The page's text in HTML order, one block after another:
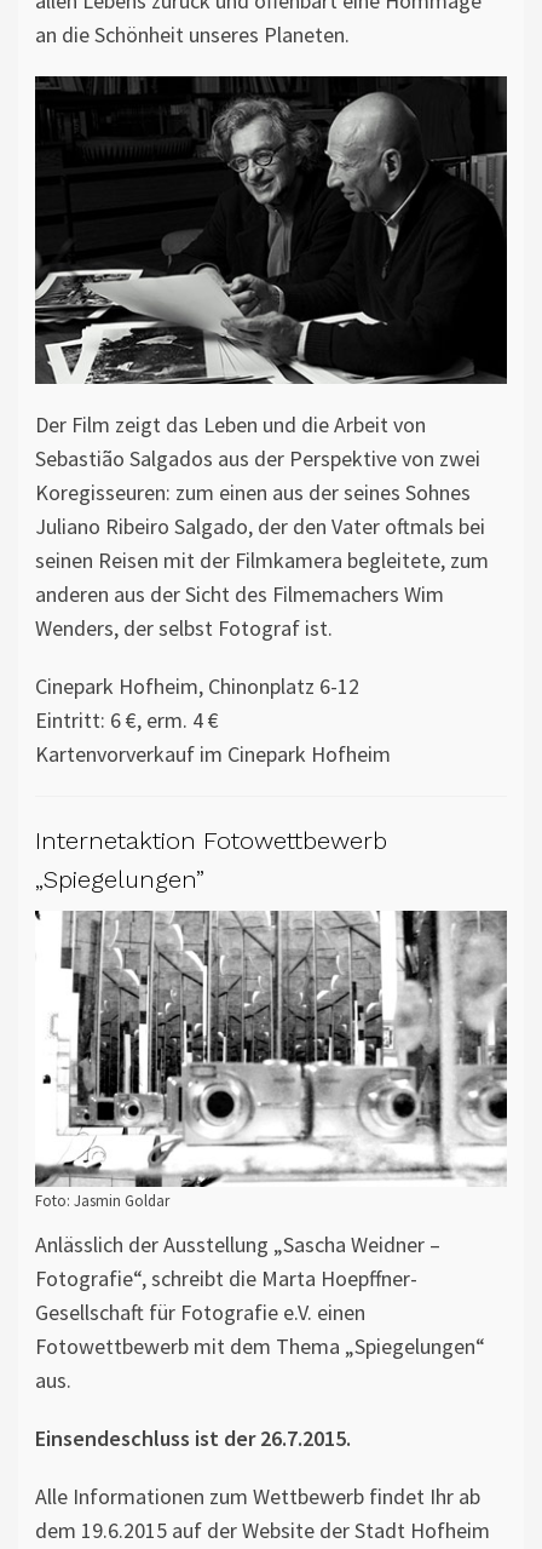
an die Schönheit unseres Planeten.
Der Film zeigt das Leben und die Arbeit von
Sebastião Salgados aus der Perspektive von zwei
Koregisseuren: zum einen aus der seines Sohnes
Juliano Ribeiro Salgado, der den Vater oftmals bei
seinen Reisen mit der Filmkamera begleitete, zum
anderen aus der Sicht des Filmemachers Wim
Wenders, der selbst Fotograf ist.
Cinepark Hofheim, Chinonplatz 6-12
Eintritt: 6 €, erm. 4 €
Kartenvorverkauf im Cinepark Hofheim
Internetaktion Fotowettbewerb
„Spiegelungen”
Foto: Jasmin Goldar
Anlässlich der Ausstellung „Sascha Weidner –
Fotografie“, schreibt die Marta Hoepffner-
Gesellschaft für Fotografie e.V. einen
Fotowettbewerb mit dem Thema „Spiegelungen“
aus.
Einsendeschluss ist der 26.7.2015.
Alle Informationen zum Wettbewerb findet Ihr ab
dem 19.6.2015 auf der Website der Stadt Hofheim